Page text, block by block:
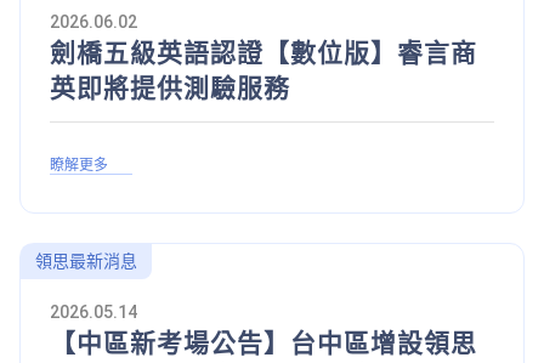
2026.06.02
劍橋五級英語認證【數位版】睿言商
英即將提供測驗服務
瞭解更多
2026.05.14
【中區新考場公告】台中區增設領思
領思最新消息